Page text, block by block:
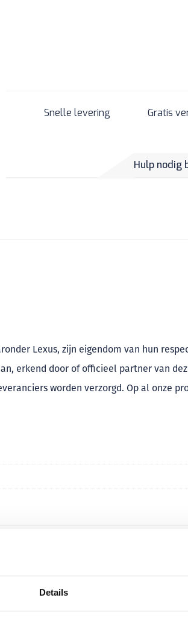
Details
Snelle levering Gratis
Hulp nodig
Lexus, zijn eigendom van hun
erkend door of officieel partner van
worden verzorgd. Op al onze